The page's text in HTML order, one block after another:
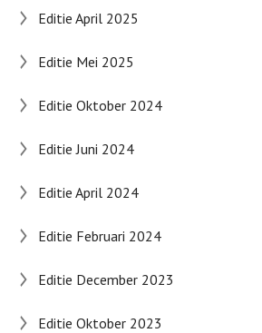
Editie April 2025
Editie Mei 2025
Editie Oktober 2024
Editie Juni 2024
Editie April 2024
Editie Februari 2024
Editie December 2023
Editie Oktober 2023